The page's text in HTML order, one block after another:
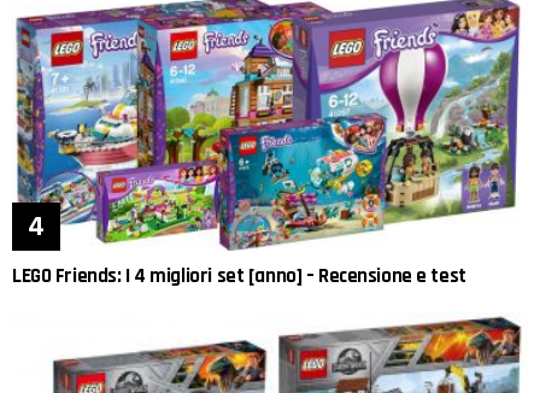
LEGO Friends: I 4 migliori set [anno] – Recensione e test